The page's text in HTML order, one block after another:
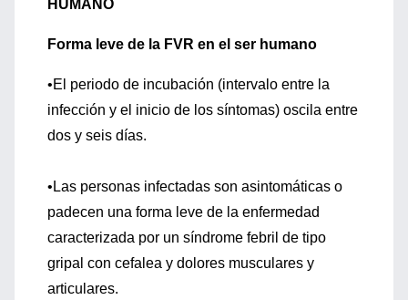
HUMANO
Forma leve de la FVR en el ser humano
•El periodo de incubación (intervalo entre la
infección y el inicio de los síntomas) oscila entre
dos y seis días.
•Las personas infectadas son asintomáticas o
padecen una forma leve de la enfermedad
caracterizada por un síndrome febril de tipo
gripal con cefalea y dolores musculares y
articulares.